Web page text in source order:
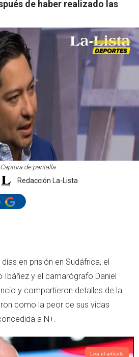
de haber realizado las
Captura de pantalla
Redacción La-Lista
en prisión en Sudáfrica, el
Ibáñez y el camarógrafo Daniel
y compartieron detalles de la
como la peor de sus vidas
a N+.
Lea el artículo